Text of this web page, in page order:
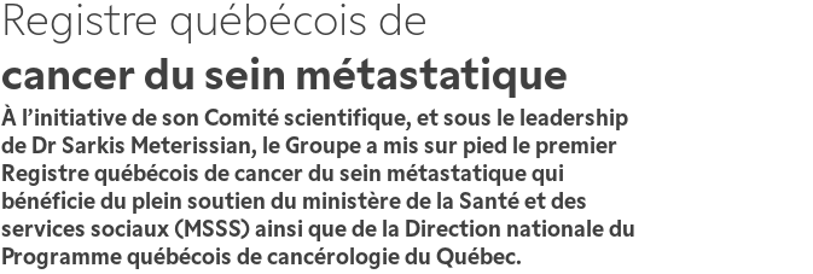
Registre québécois de
cancer du sein métastatique
À l’initiative de son Comité scientifique, et sous le leadership
de Dr Sarkis Meterissian, le Groupe a mis sur pied le premier
Registre québécois de cancer du sein métastatique qui
bénéficie du plein soutien du ministère de la Santé et des
services sociaux (MSSS) ainsi que de la Direction nationale du
Programme québécois de cancérologie du Québec.